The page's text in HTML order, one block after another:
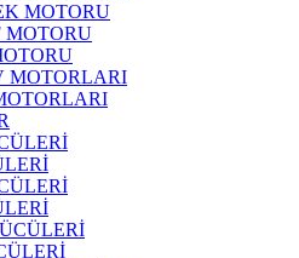
MOTORU